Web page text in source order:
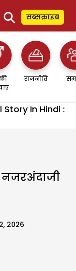
⚲ सब्सक्राइब
राजनीति
Story In Hindi :
नजरअंदाजी
2026